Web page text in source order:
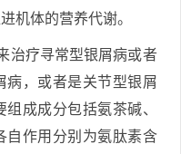
机体的营养代谢。
治疗寻常型银屑病或者
病，或者是关节型银屑
成成分包括氨茶碱、
自作用分别为氨肽素含